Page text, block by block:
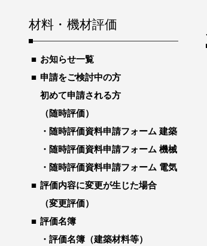
材料・機材評価
お知らせ一覧
申請をご検討中の方
初めて申請される方
（随時評価）
随時評価資料申請フォーム 建築
随時評価資料申請フォーム 機械
随時評価資料申請フォーム 電気
評価内容に変更が生じた場合
（変更評価）
評価名簿
評価名簿（建築材料等）